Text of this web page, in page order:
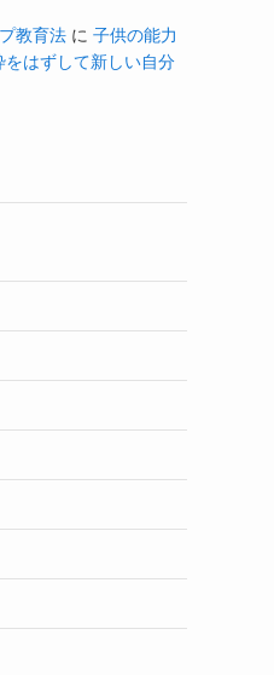
教育法 に 子供の能力
はずして新しい自分